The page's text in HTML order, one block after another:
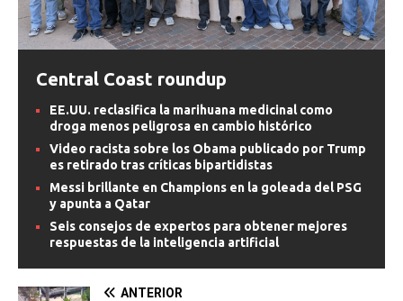
Central Coast roundup
EE.UU. reclasifica la marihuana medicinal como
droga menos peligrosa en cambio histórico
Video racista sobre los Obama publicado por Trump
es retirado tras críticas bipartidistas
Messi brillante en Champions en la goleada del PSG
y apunta a Qatar
Seis consejos de expertos para obtener mejores
respuestas de la inteligencia artificial
ANTERIOR